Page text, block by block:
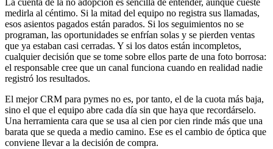
La cuenta de la no adopción es sencilla de entender, aunque cueste
medirla al céntimo. Si la mitad del equipo no registra sus llamadas,
esos asientos pagados están parados. Si los seguimientos no se
programan, las oportunidades se enfrían solas y se pierden ventas
que ya estaban casi cerradas. Y si los datos están incompletos,
cualquier decisión que se tome sobre ellos parte de una foto borrosa:
el responsable cree que un canal funciona cuando en realidad nadie
registró los resultados.
El mejor CRM para pymes no es, por tanto, el de la cuota más baja,
sino el que el equipo abre cada día sin que haya que recordárselo.
Una herramienta cara que se usa al cien por cien rinde más que una
barata que se queda a medio camino. Ese es el cambio de óptica que
conviene llevar a la decisión de compra.